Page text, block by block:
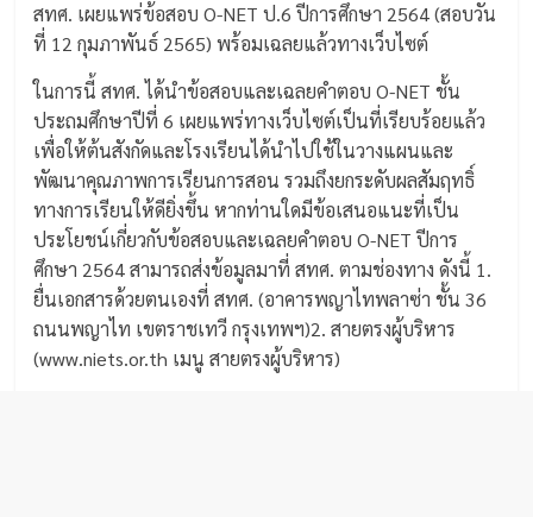
สทศ. เผยแพร่ข้อสอบ O-NET ป.6 ปีการศึกษา 2564 (สอบวัน
ที่ 12 กุมภาพันธ์ 2565) พร้อมเฉลยแล้วทางเว็บไซต์
ในการนี้ สทศ. ได้นำข้อสอบและเฉลยคำตอบ O-NET ชั้น
ประถมศึกษาปีที่ 6 เผยแพร่ทางเว็บไซต์เป็นที่เรียบร้อยแล้ว
เพื่อให้ต้นสังกัดและโรงเรียนได้นำไปใช้ในวางแผนและ
พัฒนาคุณภาพการเรียนการสอน รวมถึงยกระดับผลสัมฤทธิ์
ทางการเรียนให้ดียิ่งขึ้น หากท่านใดมีข้อเสนอแนะที่เป็น
ประโยชน์เกี่ยวกับข้อสอบและเฉลยคำตอบ O-NET ปีการ
ศึกษา 2564 สามารถส่งข้อมูลมาที่ สทศ. ตามช่องทาง ดังนี้ 1.
ยื่นเอกสารด้วยตนเองที่ สทศ. (อาคารพญาไทพลาซ่า ชั้น 36
ถนนพญาไท เขตราชเทวี กรุงเทพฯ)2. สายตรงผู้บริหาร
(www.niets.or.th เมนู สายตรงผู้บริหาร)